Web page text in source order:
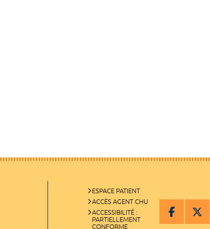
ESPACE PATIENT
ACCÈS AGENT CHU
ACCESSIBILITÉ :
PARTIELLEMENT
CONFORME